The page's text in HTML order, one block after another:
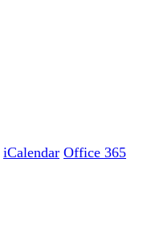
iCalendar Office 365